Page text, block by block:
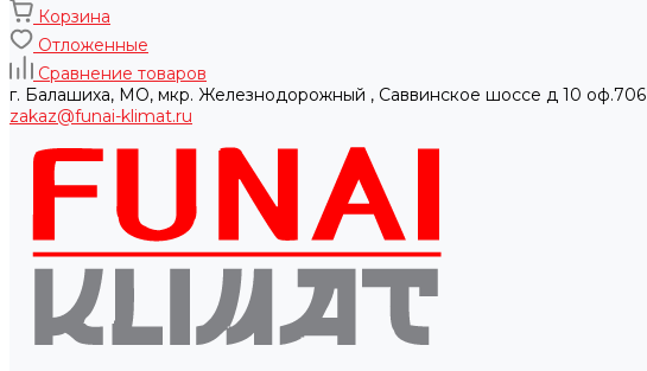
Корзина
Отложенные
Сравнение товаров
г. Балашиха, МО, мкр. Железнодорожный , Саввинское шоссе д 10 оф.706
zakaz@funai-klimat.ru